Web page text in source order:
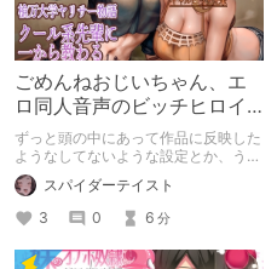
ごめんねおじいちゃん、エ
ロ同人音声のビッチヒロイ
ンに名前使って～過去作品
コンセプトを思い出そう～
ずっと頭の中にあって作品に反映した
ようなしてないような設定とか、うち
のヒロイン達の名づけの法則とかを頭
の中の映●研の金●さんに「そこにあ
っちゃいけねえんだよ」といわれたの
でとりあえず垂れ流します。
スパイダーテイスト
3
0 6 分